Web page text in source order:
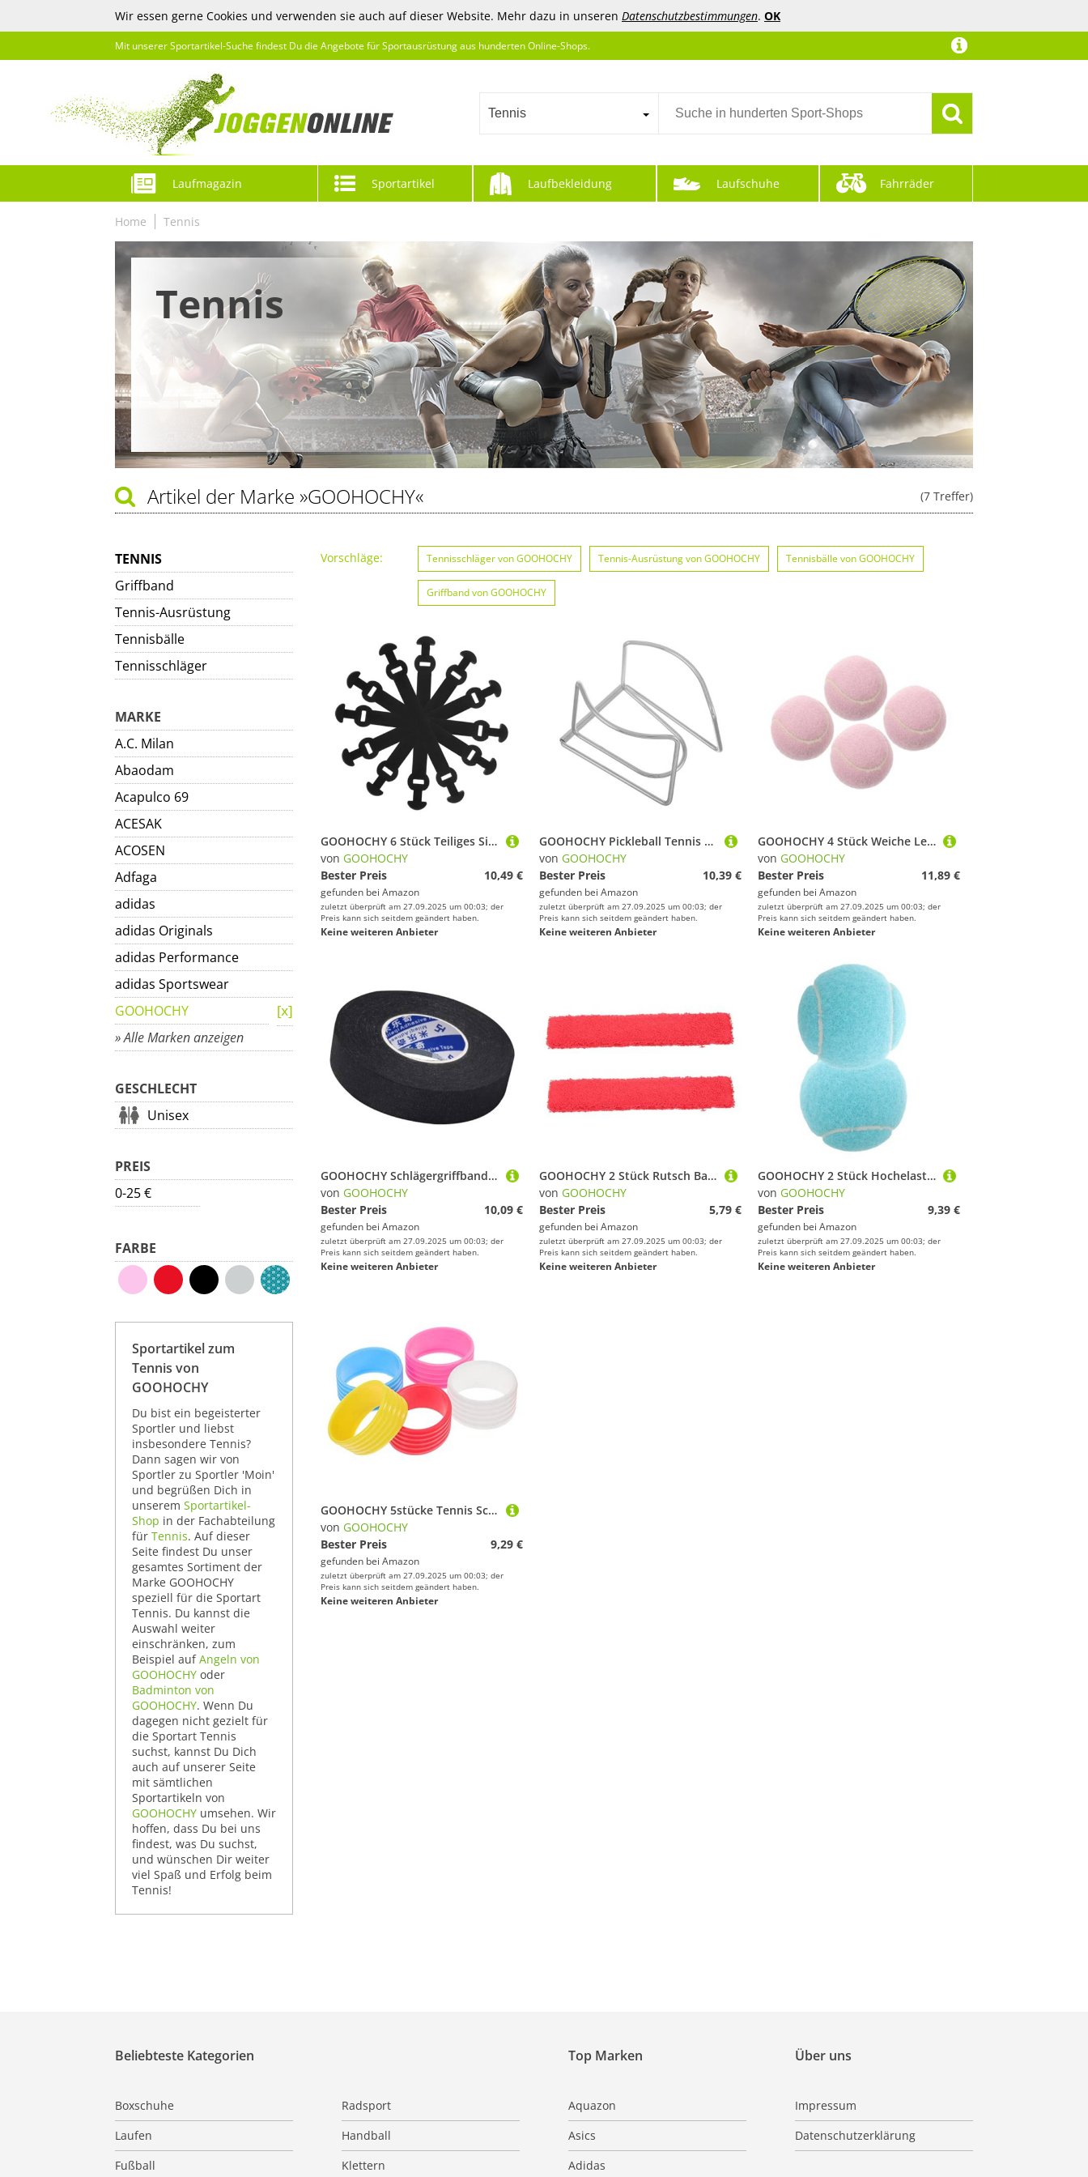
Wir essen gerne Cookies und verwenden sie auch auf dieser Website. Mehr dazu in unseren Datenschutzbestimmungen. OK
Mit unserer Sportartikel-Suche findest Du die Angebote für Sportausrüstung aus hunderten Online-Shops.
Tennis
Laufmagazin Sportartikel Laufbekleidung Laufschuhe Fahrräder
Home Tennis
Tennis
(7 Treffer)
Artikel der Marke »GOOHOCHY«
TENNIS
Griffband
Tennis-Ausrüstung
Tennisbälle
Tennisschläger
MARKE
A.C. Milan
Abaodam
Acapulco 69
ACESAK
ACOSEN
Adfaga
adidas
adidas Originals
adidas Performance
adidas Sportswear
GOOHOCHY
» Alle Marken anzeigen
GESCHLECHT
Unisex
PREIS
0-25 €
FARBE
Sportartikel zum
Tennis von
GOOHOCHY
Du bist ein begeisterter
Sportler und liebst
insbesondere Tennis?
Dann sagen wir von
Sportler zu Sportler 'Moin'
und begrüßen Dich in
unserem Sportartikel-
Shop in der Fachabteilung
für Tennis. Auf dieser
Seite findest Du unser
gesamtes Sortiment der
Marke GOOHOCHY
speziell für die Sportart
Tennis. Du kannst die
Auswahl weiter
einschränken, zum
Beispiel aufAngeln von
GOOHOCHY oder
Badminton von
GOOHOCHY. Wenn Du
dagegen nicht gezielt für
die Sportart Tennis
suchst, kannst Du Dich
auch auf unserer Seite
mit sämtlichen
Sportartikeln von
GOOHOCHY umsehen. Wir
hoffen, dass Du bei uns
findest, was Du suchst,
und wünschen Dir weiter
viel Spaß und Erfolg beim
Tennis!
Vorschläge: Tennisschläger von GOOHOCHY Tennis-Ausrüstung von GOOHOCHY Tennisbälle von GOOHOCHY
Griffband von GOOHOCHY
GOOHOCHY 6 Stück Teiliges Silikon Tennis Racket Dämpfer Vibrationsreduzierender Schockabsorber für Tennisschläger Stoßdämpfer Zubehör für Verbesserte Stabilität und Gelenkschutz Beim
von GOOHOCHY
Bester Preis
10,49 €
gefunden bei Amazon
zuletzt überprüft am 27.09.2025 um 00:03; der
Preis kann sich seitdem geändert haben.
Keine weiteren Anbieter
GOOHOCHY Pickleball Tennis Ball Holder Clip aus Langlebigem Stahl Ergonomisch Leichter Tennisball Clip zur Sicheren Befestigung für Bequemes Training und Schnelle Ballaufnahme
von GOOHOCHY
Bester Preis
10,39 €
gefunden bei Amazon
zuletzt überprüft am 27.09.2025 um 00:03; der
Preis kann sich seitdem geändert haben.
Keine weiteren Anbieter
GOOHOCHY 4 Stück Weiche Leichte Tennisbälle in Hellrosa für Anfänger Mädchen Training und Sichtbar Komfortabler Griff Geeignet für Indoor und Outdoor Tennisübungen
von GOOHOCHY
Bester Preis
11,89 €
gefunden bei Amazon
zuletzt überprüft am 27.09.2025 um 00:03; der
Preis kann sich seitdem geändert haben.
Keine weiteren Anbieter
GOOHOCHY Schlägergriffband Aus Fusselfreiem Material Elastisch Und rutschfest Mit Leuchtendem Farbdesign Für Badminton Und Tennisschläger Schweißabsorbierendes Klebeband
von GOOHOCHY
Bester Preis
10,09 €
gefunden bei Amazon
zuletzt überprüft am 27.09.2025 um 00:03; der
Preis kann sich seitdem geändert haben.
Keine weiteren Anbieter
GOOHOCHY 2 Stück Rutsch Badminton Griffband aus Baumwolle Schweißabsorbierend Flexibel und Leicht Geeignet für Badminton und Tennisschläger Rutschfester Sportgriff mit Perfekter Passform
von GOOHOCHY
Bester Preis
5,79 €
gefunden bei Amazon
zuletzt überprüft am 27.09.2025 um 00:03; der
Preis kann sich seitdem geändert haben.
Keine weiteren Anbieter
GOOHOCHY 2 Stück Hochelastische Blaue Tennisbälle für Indoor Training und Spiel Strapazierfähige Übungsbälle mit Verbesserter Präzision und Langlebiger Elastizität für Anfänger und
von GOOHOCHY
Bester Preis
9,39 €
gefunden bei Amazon
zuletzt überprüft am 27.09.2025 um 00:03; der
Preis kann sich seitdem geändert haben.
Keine weiteren Anbieter
GOOHOCHY 5stücke Tennis Schlägergriffband Schweißabsorbierend Schlägerbänder Für Tennisschläger Schlägerring Aus Silikon Overgrip Für Squashschläger Transparent
von GOOHOCHY
Bester Preis
9,29 €
gefunden bei Amazon
zuletzt überprüft am 27.09.2025 um 00:03; der
Preis kann sich seitdem geändert haben.
Keine weiteren Anbieter
Über uns
Impressum
Datenschutzerklärung
Beliebteste Kategorien
Boxschuhe
Radsport
Laufen
Handball
Fußball
Klettern
Top Marken
Aquazon
Asics
Adidas